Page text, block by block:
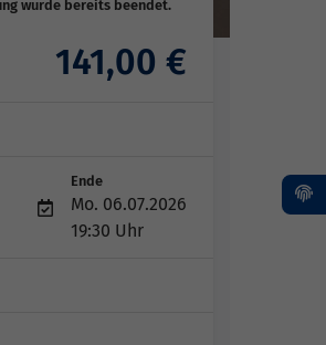
141,00 €
Ende
Mo. 06.07.2026
19:30 Uhr